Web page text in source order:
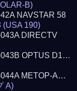
B)
NAVSTAR 58
(USA 190)
DIRECTV
043B OPTUS D1…
METOP-A…
A)